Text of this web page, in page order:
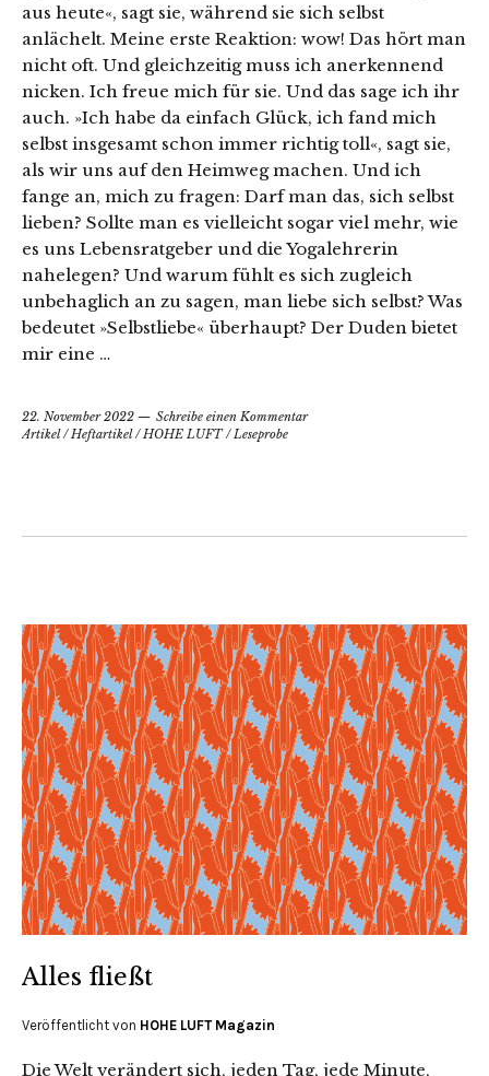
aus heute«, sagt sie, während sie sich selbst
anlächelt. Meine erste Reaktion: wow! Das hört man
nicht oft. Und gleichzeitig muss ich anerkennend
nicken. Ich freue mich für sie. Und das sage ich ihr
auch. »Ich habe da einfach Glück, ich fand mich
selbst insgesamt schon immer richtig toll«, sagt sie,
als wir uns auf den Heimweg machen. Und ich
fange an, mich zu fragen: Darf man das, sich selbst
lieben? Sollte man es vielleicht sogar viel mehr, wie
es uns Lebensratgeber und die Yogalehrerin
nahelegen? Und warum fühlt es sich zugleich
unbehaglich an zu sagen, man liebe sich selbst? Was
bedeutet »Selbstliebe« überhaupt? Der Duden bietet
mir eine …
22. November 2022
Schreibe einen Kommentar
Artikel/ Heftartikel/ HOHE LUFT/ Leseprobe
Alles fließt
Veröffentlicht von HOHE LUFT Magazin
Die Welt verändert sich, jeden Tag, jede Minute,